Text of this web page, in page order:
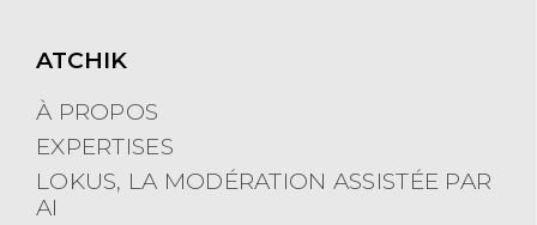
déclinaison pro
L'outil n'est pas nouveau mais